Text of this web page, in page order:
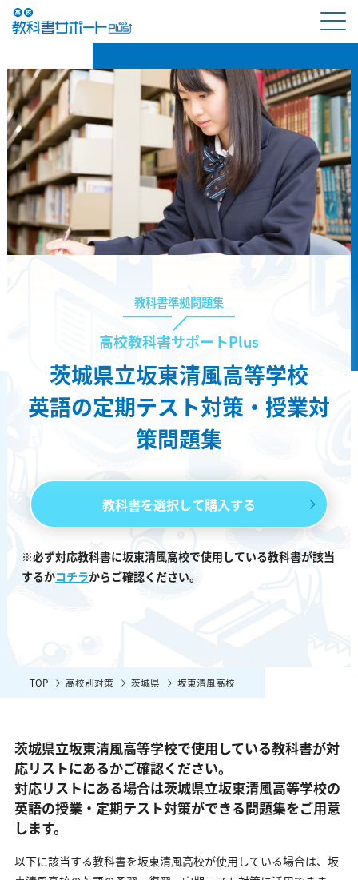
教科書準拠問題集
高校教科書サポートPlus
茨城県立坂東清風高等学校
英語の定期テスト対策・授業対
策問題集
教科書を選択して購入する
※必ず対応教科書に坂東清風高校で使用している教科書が該当
するかコチラからご確認ください。
TOP 高校別対策 茨城県 坂東清風高校
茨城県立坂東清風高等学校で使用している教科書が対
応リストにあるかご確認ください。
対応リストにある場合は茨城県立坂東清風高等学校の
英語の授業・定期テスト対策ができる問題集をご用意
します。
以下に該当する教科書を坂東清風高校が使用している場合は、 坂